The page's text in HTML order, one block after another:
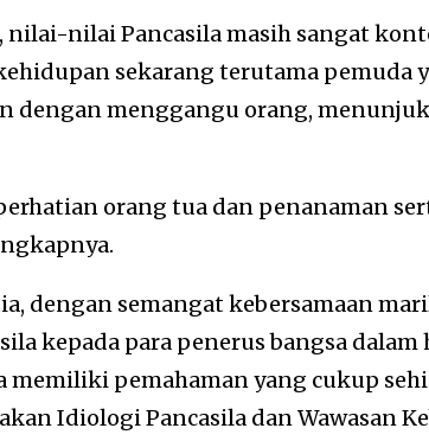
nilai-nilai Pancasila masih sangat
sekarang terutama pemuda
dengan menggangu orang,
orang tua dan penanaman
dengan semangat kebersamaan
kepada para penerus bangsa dalam
memiliki pemahaman yang cukup
Idiologi Pancasila dan Wawasan